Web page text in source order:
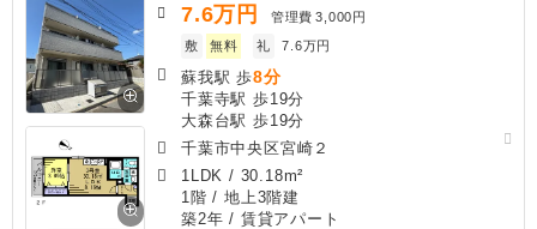
7.6万円 管理費 3,000円
敷
無料 礼 7.6万円
蘇我駅 歩8分
千葉寺駅 歩19分
大森台駅 歩19分
千葉市中央区宮崎２
1LDK / 30.18m²
1階 / 地上3階建
築2年 / 賃貸アパート